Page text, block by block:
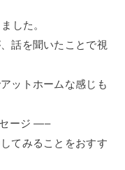
した。
話を聞いたことで視
ットホームな感じも
ージ —–
てみることをおすす